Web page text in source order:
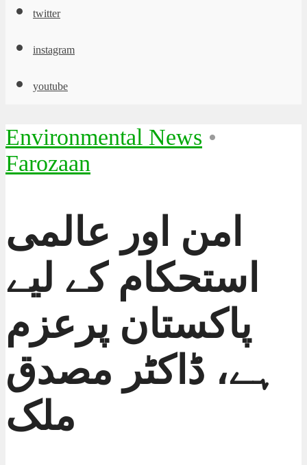
twitter
instagram
youtube
Environmental News •
Farozaan
امن اور عالمی
استحکام کے لیے
پاکستان پرعزم
ہے، ڈاکٹر مصدق
ملک